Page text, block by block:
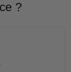
?